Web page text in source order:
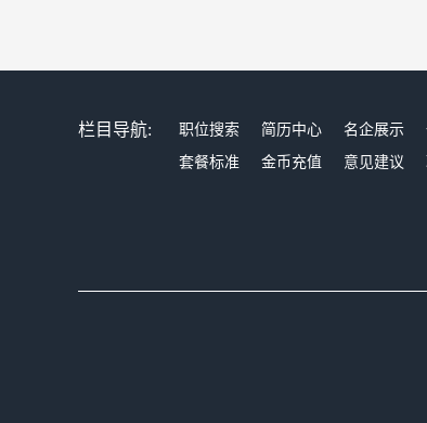
栏目导航: 职位搜索 简历中心 名企展示
套餐标准
金币充值 意见建议